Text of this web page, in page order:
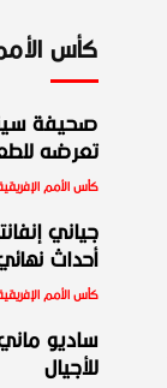
كأس الأمم
صحيفة
تعرضه
كأس الأمم
جياني
أحداث نهائي
كأس الأمم
ساديو
للأجيال